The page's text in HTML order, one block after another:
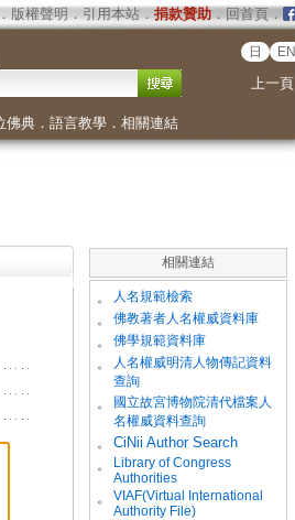
版權聲明 ． 引用本站． 捐款贊助．回首頁．
日 EN
上一頁
佛典． 語言教學． 相關連結
相關連結
。 人名規範檢索
。 佛教著者人名權威資料庫
。 佛學規範資料庫
。
人名權威明清人物傳記資料
查詢
。
國立故宮博物院清代檔案人
名權威資料查詢
。
CiNii Author Search
。
Library of Congress
Authorities
。
VIAF(Virtual International
Authority File)